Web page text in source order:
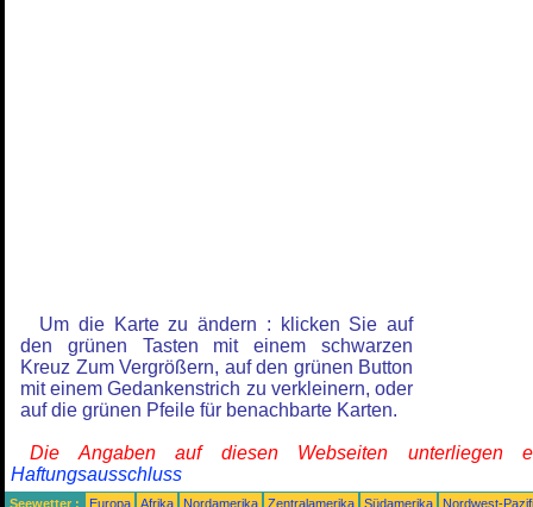
Um die Karte zu ändern : klicken Sie auf
den grünen Tasten mit einem schwarzen
Kreuz Zum Vergrößern, auf den grünen Button
mit einem Gedankenstrich zu verkleinern, oder
auf die grünen Pfeile für benachbarte Karten.
Die Angaben auf diesen Webseiten unterliegen
Haftungsausschluss
Seewetter : Europa Afrika Nordamerika Zentralamerika Südamerika
Nordwest-